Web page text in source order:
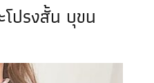
โปรงสั้น บุขน